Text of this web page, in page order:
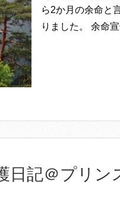
ら2か月の余命と
りました。 余命
日記＠プリ